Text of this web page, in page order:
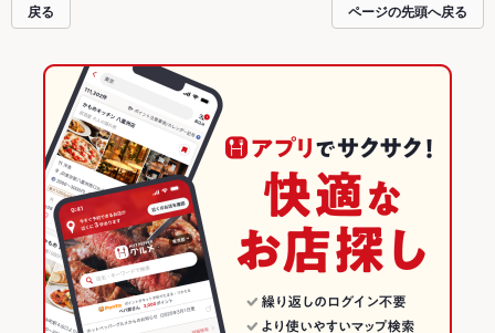
戻る ページの先頭へ戻る